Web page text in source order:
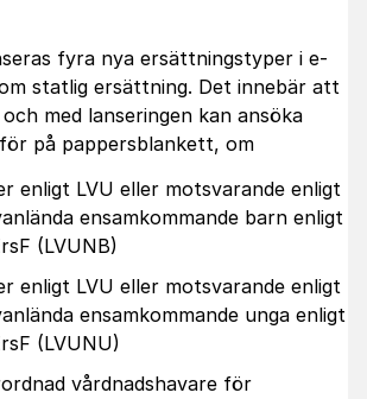
fyra nya ersättningstyper i e-
statlig ersättning. Det innebär att
med lanseringen kan ansöka
på pappersblankett, om
enligt LVU eller motsvarande enligt
ensamkommande barn enligt
(LVUNB)
enligt LVU eller motsvarande enligt
ensamkommande unga enligt
(LVUNU)
vårdnadshavare för